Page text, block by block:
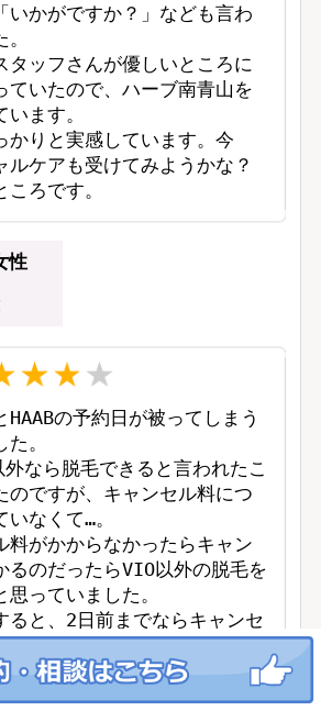
いかがですか？」なども言わ
タッフさんが優しいところに
ていたので、ハーブ南青山を
ます。
かりと実感しています。今
ルケアも受けてみようかな？
性
HAABの予約日が被ってしまう
。
なら脱毛できると言われたこ
のですが、キャンセル料につ
なくて…。
料がかからなかったらキャン
るのだったらVIO以外の脱毛を
っていました。
ると、2日前までならキャンセ
とで、私が生理になったのは
だったのでギリギリキャンセル